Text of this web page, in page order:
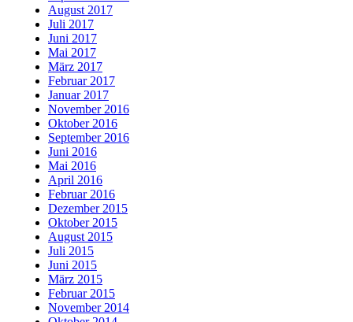
August 2017
Juli 2017
Juni 2017
Mai 2017
März 2017
Februar 2017
Januar 2017
November 2016
Oktober 2016
September 2016
Juni 2016
Mai 2016
April 2016
Februar 2016
Dezember 2015
Oktober 2015
August 2015
Juli 2015
Juni 2015
März 2015
Februar 2015
November 2014